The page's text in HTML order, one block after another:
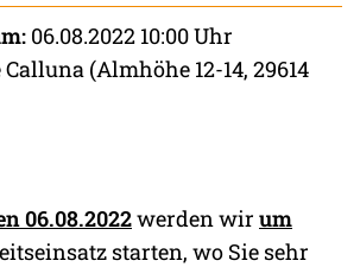
06.08.2022 10:00 Uhr
(Almhöhe 12-14, 29614
06.08.2022werden wir um
starten, wo Sie sehr